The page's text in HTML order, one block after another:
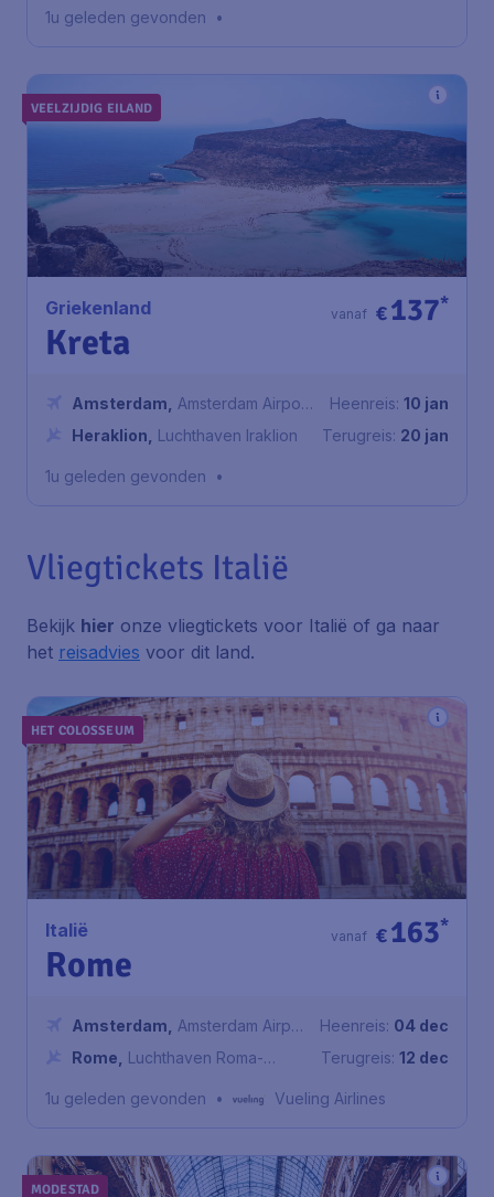
1u geleden gevonden
•
VEELZIJDIG EILAND
Griekenland
Kreta
€137*
vanaf
Amsterdam
Amsterdam Airport
Schiphol
Heraklion Luchthaven Iraklion
Heenreis: 10 jan
Terugreis: 20 jan
1u geleden gevonden •
Vliegtickets Italië
Bekijk hier onze vliegtickets voor Italië of ga naar
het reisadvies voor dit land.
HET COLOSSEUM
Italië
Rome
€163*
vanaf
Amsterdam
Amsterdam Airport
Schiphol
Rome
Luchthaven Roma-
Heenreis: 04 dec
Terugreis: 12 dec
1u geleden gevonden • Vueling Airlines
MODESTAD